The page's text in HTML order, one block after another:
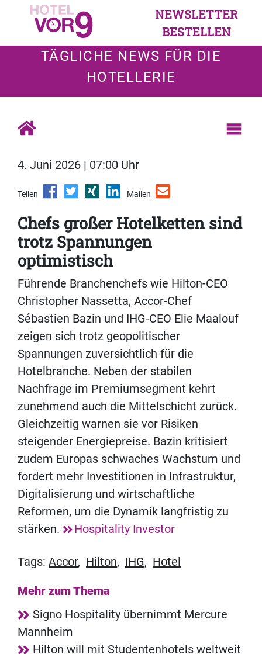
NEWSLETTER
BESTELLEN
TÄGLICHE NEWS FÜR DIE
HOTELLERIE
4. Juni 2026 | 07:00 Uhr
Teilen Mailen
Chefs großer Hotelketten sind
trotz Spannungen
optimistisch
Führende Branchenchefs wie Hilton-CEO
Christopher Nassetta, Accor-Chef
Sébastien Bazin und IHG-CEO Elie Maalouf
zeigen sich trotz geopolitischer
Spannungen zuversichtlich für die
Hotelbranche. Neben der stabilen
Nachfrage im Premiumsegment kehrt
zunehmend auch die Mittelschicht zurück.
Gleichzeitig warnen sie vor Risiken
steigender Energiepreise. Bazin kritisiert
zudem Europas schwaches Wachstum und
fordert mehr Investitionen in Infrastruktur,
Digitalisierung und wirtschaftliche
Reformen, um die Dynamik langfristig zu
stärken.
Hospitality Investor
Tags: Accor, Hilton, IHG, Hotel
Mehr zum Thema
Signo Hospitality übernimmt Mercure
Mannheim
Hilton will mit Studentenhotels weltweit